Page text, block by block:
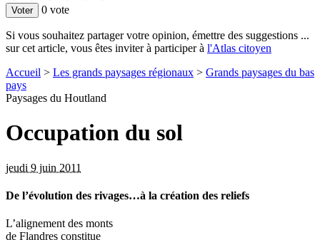
0 vote
Si vous souhaitez partager votre opinion, émettre des suggestions ...
sur cet article, vous êtes inviter à participer à l'Atlas citoyen
Accueil > Les grands paysages régionaux > Grands paysages du bas
pays
Paysages du Houtland
Occupation du sol
jeudi 9 juin 2011
De l’évolution des rivages…à la création des reliefs
L’alignement des monts
de Flandres constitue